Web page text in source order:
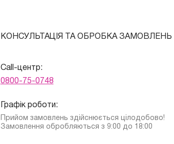
КОНСУЛЬТАЦІЯ ТА ОБРОБКА ЗАМОВЛЕНЬ
Call-центр:
0800-75-0748
Графік роботи:
Прийом замовлень здійснюється цілодобово!
Замовлення обробляються з 9:00 до 18:00